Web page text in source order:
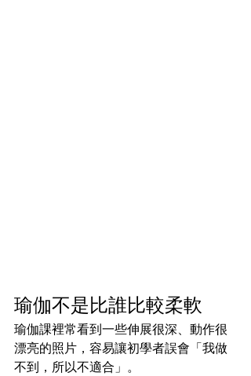
瑜伽不是比誰比較柔軟
瑜伽課裡常看到一些伸展很深、動作很
漂亮的照片，容易讓初學者誤會「我做
不到，所以不適合」。